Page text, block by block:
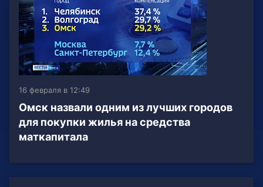
16 февраля в 12:49
Омск назвали одним из лучших городов
для покупки жилья на средства
маткапитала